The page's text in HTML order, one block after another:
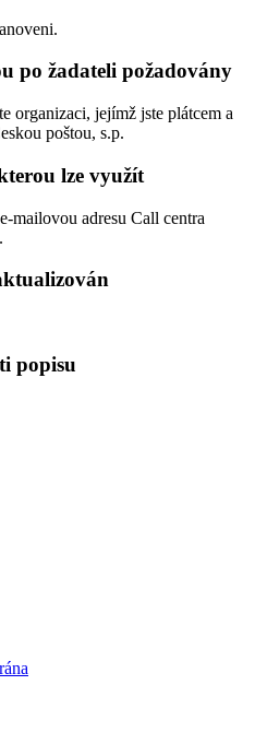
po žadateli požadovány
organizaci, jejímž jste plátcem a
poštou, s.p.
lze využít
mailovou adresu Call centra
.
popisu